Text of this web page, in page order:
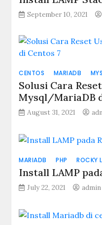
September 10, 2021
CENTOS MARIADB
Solusi Cara
Mysql/MariaDB
August 31, 2021
MARIADB PHP ROCKY
Install LAMP
July 22, 2021 admin